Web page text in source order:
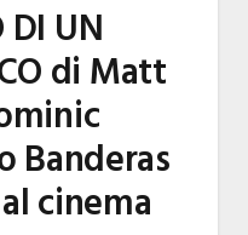
DI UN
di Matt
Banderas
cinema